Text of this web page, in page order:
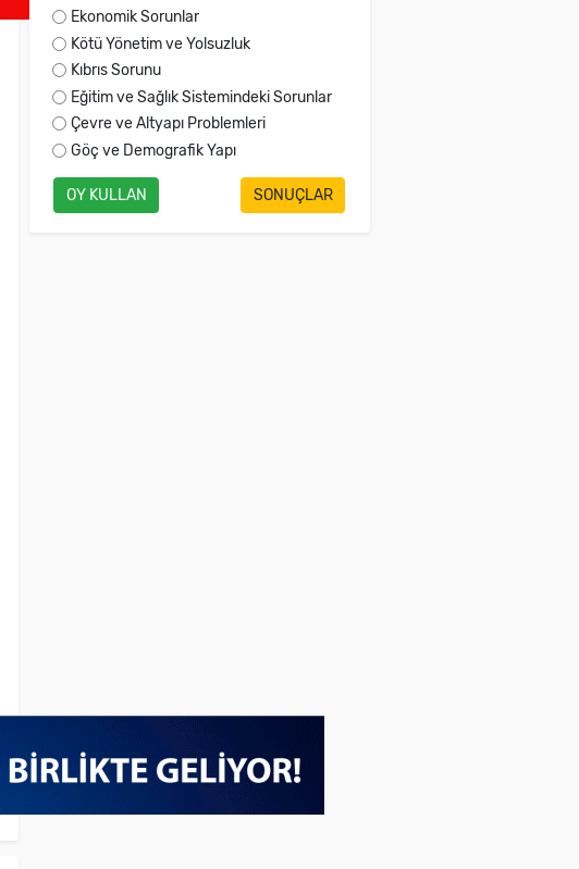
Ekonomik Sorunlar
Kötü Yönetim ve Yolsuzluk
Kıbrıs Sorunu
Eğitim ve Sağlık Sistemindeki Sorunlar
Çevre ve Altyapı Problemleri
Göç ve Demografik Yapı
OY KULLAN SONUÇLAR